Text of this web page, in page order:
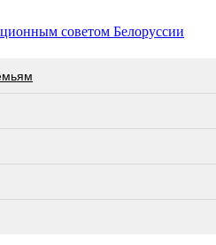
советом Белоруссии